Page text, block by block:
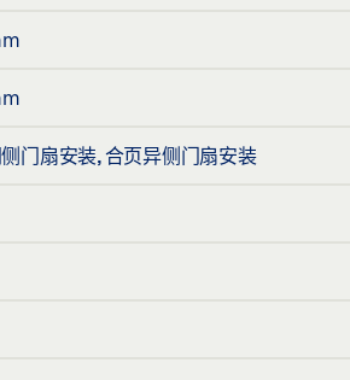
门扇安装, 合页异侧门扇安装